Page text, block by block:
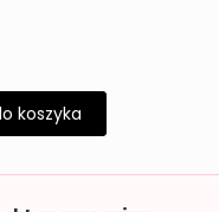
koszyka